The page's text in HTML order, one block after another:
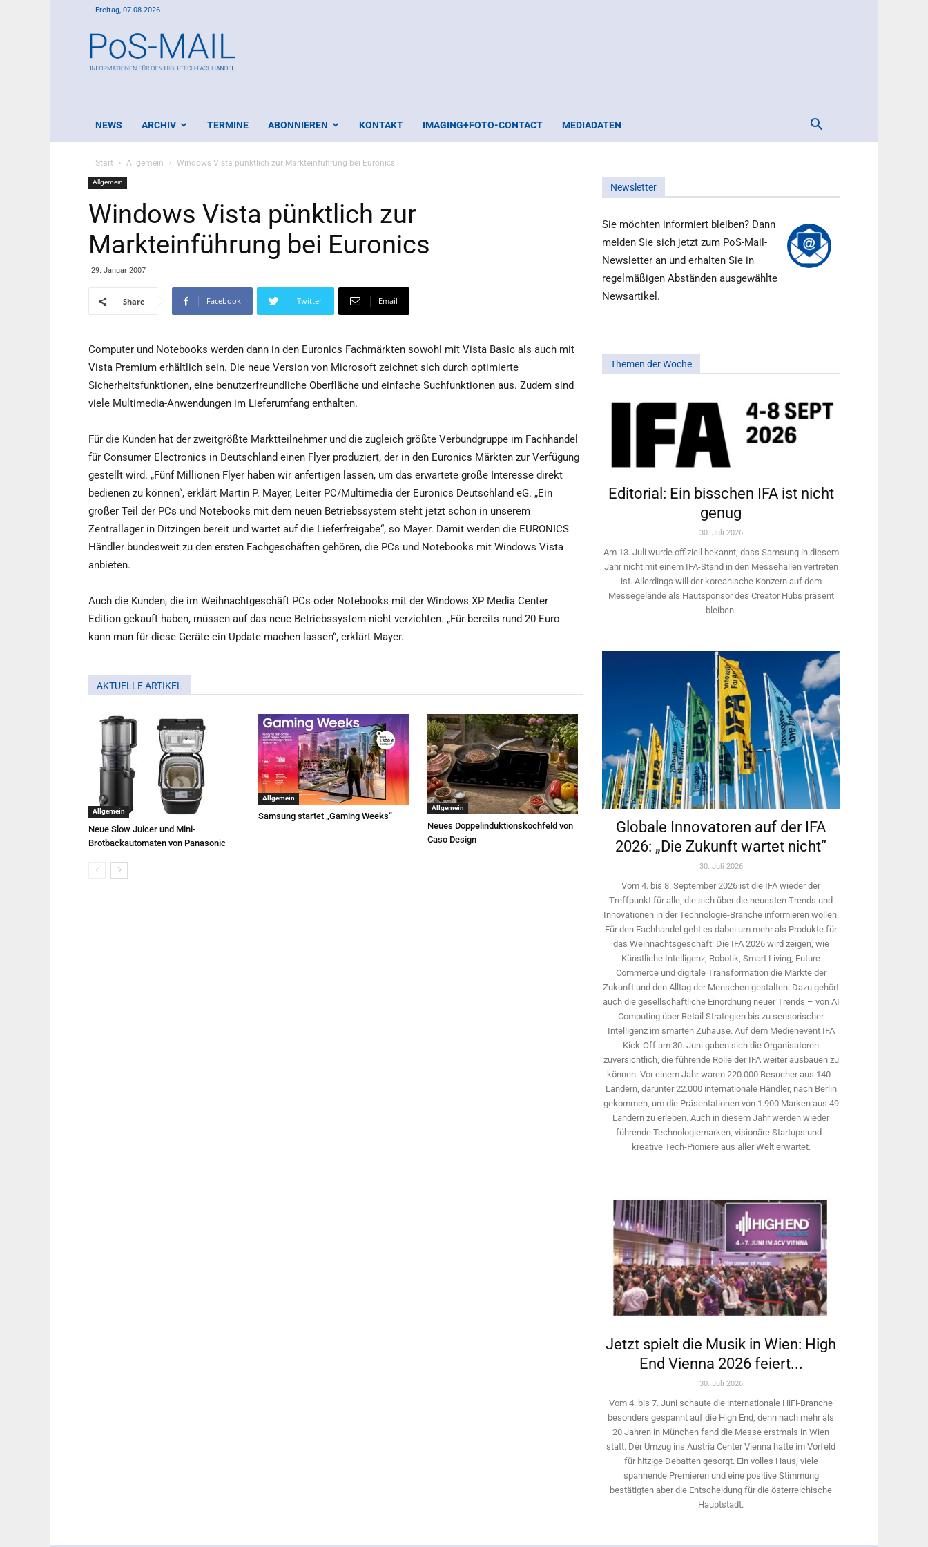
Freitag, 07.08.2026
Mail
NEWS ARCHIV TERMINE ABONNIEREN KONTAKT IMAGING+FOTO-CONTACT MEDIADATEN
Start Allgemein Windows Vista pünktlich zur Markteinführung bei Euronics
Allgemein
Windows Vista pünktlich zur
Markteinführung bei Euronics
29. Januar 2007
Share Facebook Twitter Email
Computer und Notebooks werden dann in den Euronics Fachmärkten sowohl mit Vista Basic als auch mit
Vista Premium erhältlich sein. Die neue Version von Microsoft zeichnet sich durch optimierte
Sicherheitsfunktionen, eine benutzerfreundliche Oberfläche und einfache Suchfunktionen aus. Zudem sind
viele Multimedia-Anwendungen im Lieferumfang enthalten.
Für die Kunden hat der zweitgrößte Marktteilnehmer und die zugleich größte Verbundgruppe im Fachhandel
für Consumer Electronics in Deutschland einen Flyer produziert, der in den Euronics Märkten zur Verfügung
gestellt wird. „Fünf Millionen Flyer haben wir anfertigen lassen, um das erwartete große Interesse direkt
bedienen zu können“, erklärt Martin P. Mayer, Leiter PC/Multimedia der Euronics Deutschland eG. „Ein
großer Teil der PCs und Notebooks mit dem neuen Betriebssystem steht jetzt schon in unserem
Zentrallager in Ditzingen bereit und wartet auf die Lieferfreigabe“, so Mayer. Damit werden die EURONICS
Händler bundesweit zu den ersten Fachgeschäften gehören, die PCs und Notebooks mit Windows Vista
anbieten.
Auch die Kunden, die im Weihnachtgeschäft PCs oder Notebooks mit der Windows XP Media Center
Edition gekauft haben, müssen auf das neue Betriebssystem nicht verzichten. „Für bereits rund 20 Euro
kann man für diese Geräte ein Update machen lassen“, erklärt Mayer.
AKTUELLE ARTIKEL
Allgemein
Neue Slow Juicer und Mini-
Brotbackautomaten von Panasonic
Allgemein
Samsung startet „Gaming Weeks“
Allgemein
Neues Doppelinduktionskochfeld von
Caso Design
Newsletter
Sie möchten informiert bleiben? Dann
melden Sie sich jetzt zum PoS-Mail-
Newsletter an und erhalten Sie in
regelmäßigen Abständen ausgewählte
Newsartikel.
Themen der Woche
Editorial: Ein bisschen IFA ist nicht
genug
30. Juli 2026
Am 13. Juli wurde offiziell bekannt, dass Samsung in diesem
Jahr nicht mit einem IFA-Stand in den Messehallen vertreten
ist. Allerdings will ­der koreanische Konzern auf dem
Messegelände als Hautsponsor des Creator Hubs präsent
bleiben.
Globale Innovatoren auf der IFA
2026: „Die Zukunft wartet nicht“
30. Juli 2026
Vom 4. bis 8. September 2026 ist die IFA wieder der
Treffpunkt für alle, die sich über die neuesten Trends und
Innovationen in der Technologie-­Branche informieren wollen.
Für den Fachhandel geht es dabei um mehr als Produkte für
das Weihnachtsgeschäft: Die IFA 2026 wird ­zeigen, wie
Künstliche Intelligenz, Robotik, Smart Living, Future
Commerce und digitale Trans­formation die Märkte der
Zukunft und den Alltag der Menschen gestalten. Dazu gehört
auch die gesellschaftliche Einordnung neuer Trends – von AI
Computing über Retail Strategien bis zu sensorischer
Intelligenz im smarten Zuhause. Auf dem Medien­event IFA
Kick-Off am 30. Juni gaben sich die Organisatoren
zuversichtlich, die führende Rolle der IFA weiter ausbauen zu
können. Vor einem Jahr ­waren 220.000 Besucher aus 140 ­
Ländern, ­darunter 22.000 internationale Händler, nach Berlin
gekommen, um die Präsen­tationen von 1.900 Marken aus 49
Ländern zu erleben. Auch in diesem Jahr werden wieder
führende Technologiemarken, visionäre Startups und ­
kreative Tech-Pioniere aus aller Welt erwartet.
Jetzt spielt die Musik in Wien: High
End Vienna 2026 feiert...
30. Juli 2026
Vom 4. bis 7. Juni schaute die internationale HiFi-Branche
besonders gespannt auf die High End, denn nach mehr als
20 Jahren in München fand die Messe erstmals in Wien
statt. Der Umzug ins Austria Center Vienna hatte im Vorfeld
für hitzige Debatten gesorgt. Ein volles Haus, viele
spannende Premieren und eine positive Stimmung
bestätigten aber die Entscheidung für die österreichische
Hauptstadt.